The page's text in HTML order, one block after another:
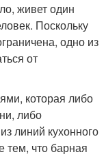
живет один
Поскольку
одно из
от
которая либо
либо
линий кухонного
тем, что барная